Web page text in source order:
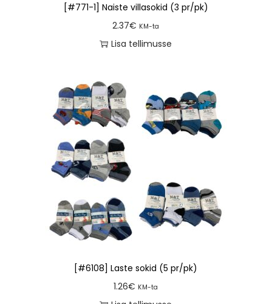
[#771-1] Naiste villasokid (3 pr/pk)
2.37€ KM-ta
Lisa tellimusse
[#6108] Laste sokid (5 pr/pk)
1.26€ KM-ta